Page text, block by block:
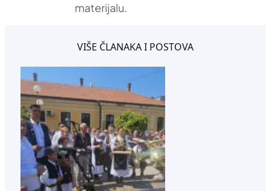
materijalu.
VIŠE ČLANAKA I POSTOVA